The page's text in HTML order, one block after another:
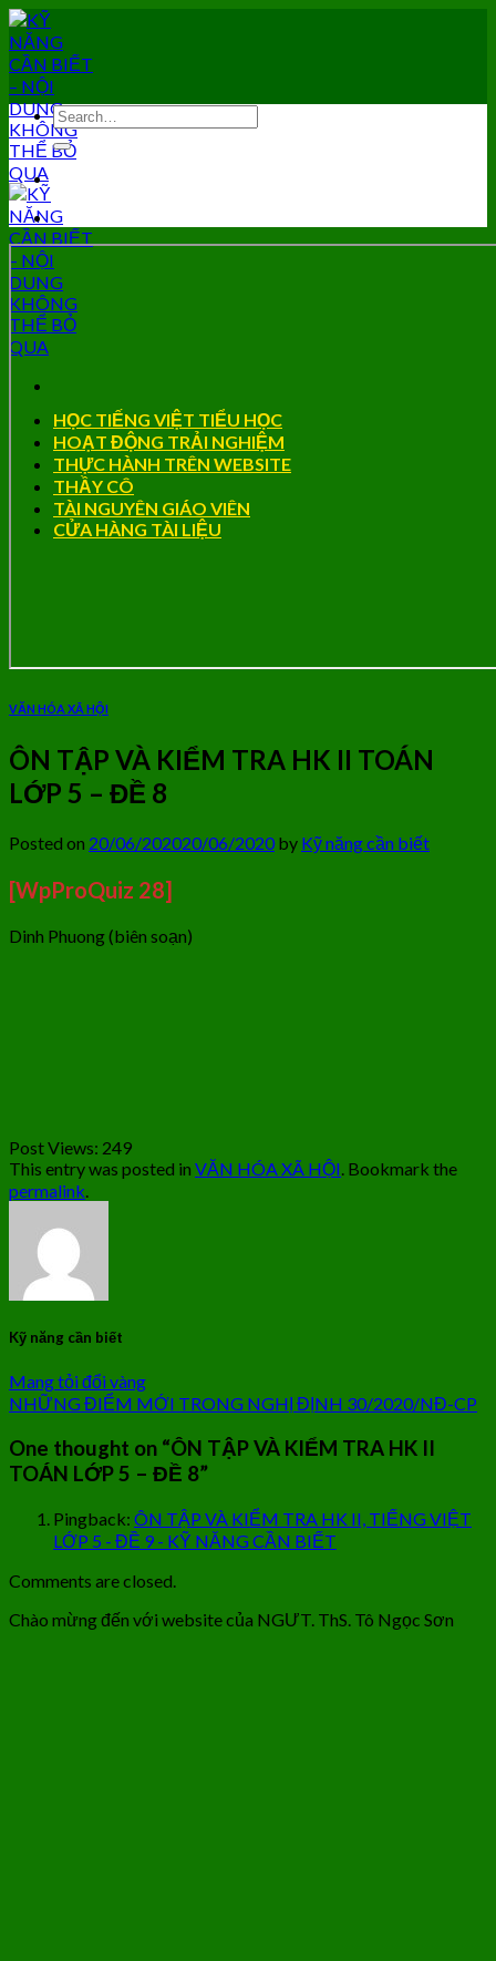
Skip
to
content
HỌC TIẾNG VIỆT TIỂU HỌC
HOẠT ĐỘNG TRẢI NGHIỆM
THỰC HÀNH TRÊN WEBSITE
THẦY CÔ
TÀI NGUYÊN GIÁO VIÊN
CỬA HÀNG TÀI LIỆU
VĂN HÓA XÃ HỘI
ÔN TẬP VÀ KIỂM TRA HK II TOÁN
LỚP 5 – ĐỀ 8
Posted on 20/06/202020/06/2020by Kỹ năng cần biết
[WpProQuiz 28]
Dinh Phuong (biên soạn)
Post Views: 249
This entry was posted in VĂN HÓA XÃ HỘI. Bookmark the
permalink.
Kỹ năng cần biết
Mang tỏi đổi vàng
NHỮNG ĐIỂM MỚI TRONG NGHỊ ĐỊNH 30/2020/NĐ-CP
One thought on “ÔN TẬP VÀ KIỂM TRA HK II
TOÁN LỚP 5 – ĐỀ 8”
Pingback: ÔN TẬP VÀ KIỂM TRA HK II, TIẾNG VIỆT
LỚP 5 - ĐỀ 9 - KỸ NĂNG CẦN BIẾT
Comments are closed.
Chào mừng đến với website của NGƯT. ThS. Tô Ngọc Sơn